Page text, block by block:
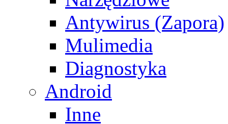
Antywirus (Zapora)
Mulimedia
Diagnostyka
Android
Inne